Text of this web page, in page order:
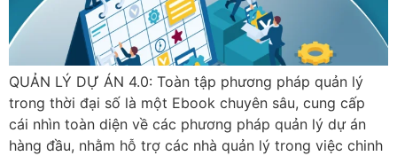
QUẢN LÝ DỰ ÁN 4.0: Toàn tập phương pháp quản lý
trong thời đại số là một Ebook chuyên sâu, cung cấp
cái nhìn toàn diện về các phương pháp quản lý dự án
hàng đầu, nhằm hỗ trợ các nhà quản lý trong việc chinh